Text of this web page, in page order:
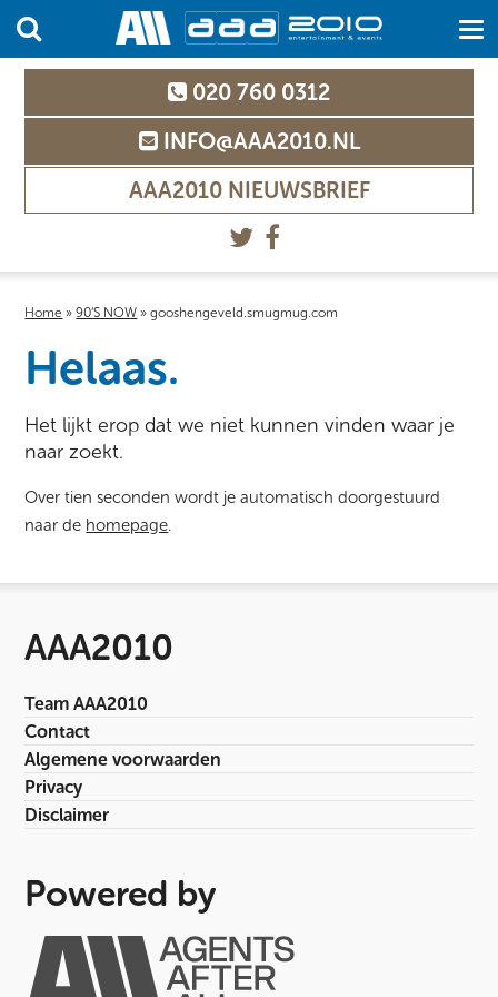
020 760 0312
INFO@AAA2010.NL
AAA2010 NIEUWSBRIEF
Home »90’S NOW »gooshengeveld.smugmug.com
Helaas.
Het lijkt erop dat we niet kunnen vinden waar je
naar zoekt.
Over tien seconden wordt je automatisch doorgestuurd
naar de homepage.
AAA2010
Team AAA2010
Contact
Algemene voorwaarden
Privacy
Disclaimer
Powered by